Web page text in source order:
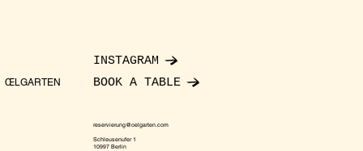
ŒLGARTEN
INSTAGRAM
BOOK A TABLE
reservierung@oelgarten.com
Schleusenufer 1
10997 Berlin